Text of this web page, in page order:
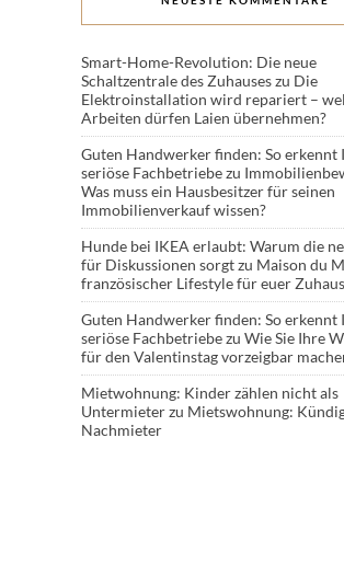
Smart-Home-Revolution: Die neue
Schaltzentrale des Zuhauseszu Die
Elektroinstallation wird repariert –
Arbeiten dürfen Laien übernehmen?
Guten Handwerker finden: So erkennt
seriöse Fachbetriebezu
Was muss ein Hausbesitzer für seinen
Immobilienverkauf wissen?
Hunde bei IKEA erlaubt: Warum die
für Diskussionen sorgtzu Maison du
französischer Lifestyle für euer
Guten Handwerker finden: So erkennt
seriöse Fachbetriebezu Wie Sie Ihre
für den Valentinstag vorzeigbar
Mietwohnung: Kinder zählen nicht als
Untermieterzu Mietswohnung:
Nachmieter